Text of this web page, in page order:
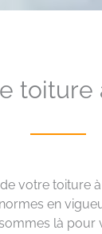
toiture
votre toiture
en
là